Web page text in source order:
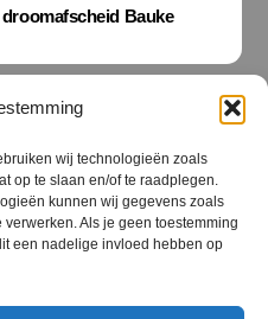
wij technologieën zoals
op te slaan en/of te raadplegen.
kunnen wij gegevens zoals
Als je geen toestemming
een nadelige invloed hebben op
Bauke
Terug
naar
boven